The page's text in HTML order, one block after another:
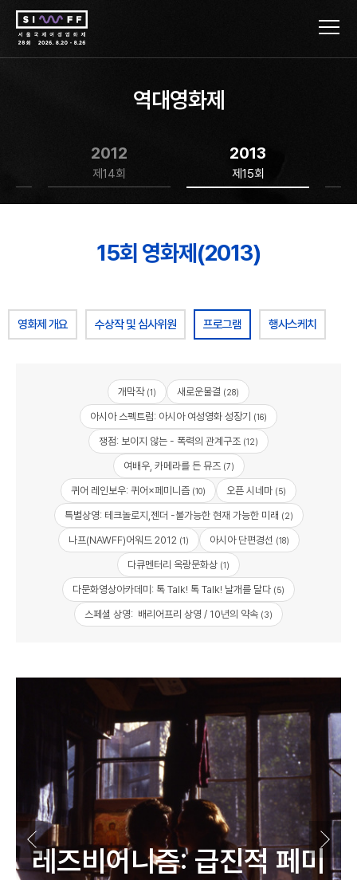
역대영화제
2012
제14회
2013
제15회
15회 영화제(2013)
영화제 개요 수상작 및 심사위원 프로그램 행사스케치
개막작(1) 새로운물결 (28)
아시아 스펙트럼: 아시아 여성영화 성장기 (16)
쟁점: 보이지 않는 - 폭력의 관계구조 (12)
여배우, 카메라를 든 뮤즈(7)
퀴어 레인보우: 퀴어×페미니즘 (10) 오픈 시네마 (5)
특별상영: 테크놀로지,젠더 -불가능한 현재 가능한 미래 (2)
나프(NAWFF)어워드 2012(1) 아시아 단편경선 (18)
다큐멘터리 옥랑문화상 (1)
다문화영상아카데미: 톡 Talk! 톡 Talk! 날개를 달다 (5)
스페셜 상영: 배리어프리 상영 / 10년의 약속 (3)
레즈비어니즘: 급진적 페미